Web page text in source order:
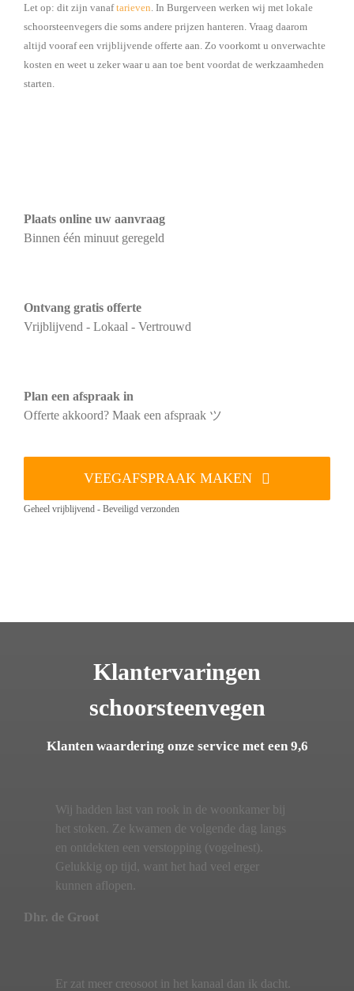
Let op: dit zijn vanaftarieven. In Burgerveen werken wij met lokale
schoorsteenvegers die soms andere prijzen hanteren. Vraag daarom
altijd vooraf een vrijblijvende offerte aan. Zo voorkomt u onverwachte
kosten en weet u zeker waar u aan toe bent voordat de werkzaamheden
starten.
Plaats online uw aanvraag
Binnen één minuut geregeld
Ontvang gratis offerte
Vrijblijvend - Lokaal - Vertrouwd
Plan een afspraak in
Offerte akkoord? Maak een afspraak ツ
VEEGAFSPRAAK MAKEN
Geheel vrijblijvend - Beveiligd verzonden
Klantervaringen
schoorsteenvegen
Klanten waardering onze service met een 9,6
Wij hadden last van rook in de woonkamer bij
het stoken. Ze kwamen de volgende dag langs
en ontdekten een verstopping (vogelnest).
Gelukkig op tijd, want het had veel erger
kunnen aflopen.
Dhr. de Groot
Er zat meer creosoot in het kanaal dan ik dacht.